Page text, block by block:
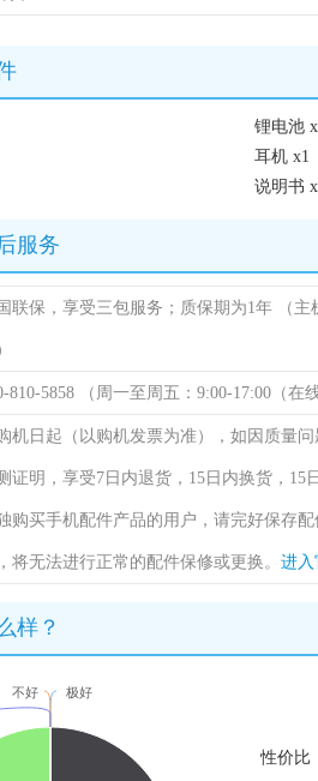
锂电池
耳机 x1
说明书
服务
联保，享受三包服务；质保期为1年 （
810-5858 （周一至周五：9:00-17:00（在
机日起（以购机发票为准），如因质量
证明，享受7日内退货，15日内换货，
购买手机配件产品的用户，请完好保存
将无法进行正常的配件保修或更换。 进入
样？
极好
不好
性价比